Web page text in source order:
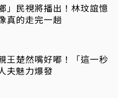
」民視將播出！林玟誼憶
真的走完一趟
王楚然嘴好嘟！「這一秒
夫魅力爆發